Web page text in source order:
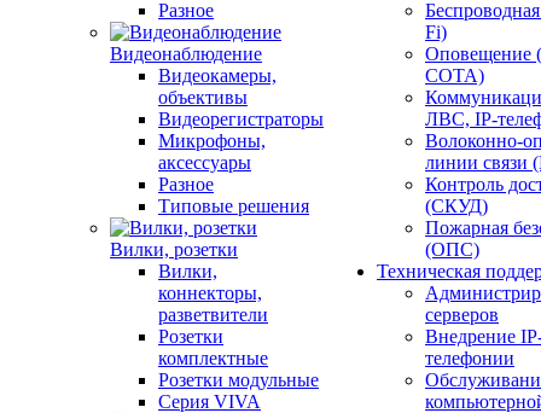
Разное
Видеонаблюдение
Видеокамеры,
объективы
Видеорегистраторы
Микрофоны,
аксессуары
Разное
Типовые решения
Вилки, розетки
Вилки,
коннекторы,
разветвители
Розетки
комплектные
Розетки модульные
Серия VIVA
Fi)
СОТА)
ЛВС, IP-
Волоконно-
линии
Контроль
(СКУД)
Пожарная
(ОПС)
Техническая
серверов
Внедрение
телефонии